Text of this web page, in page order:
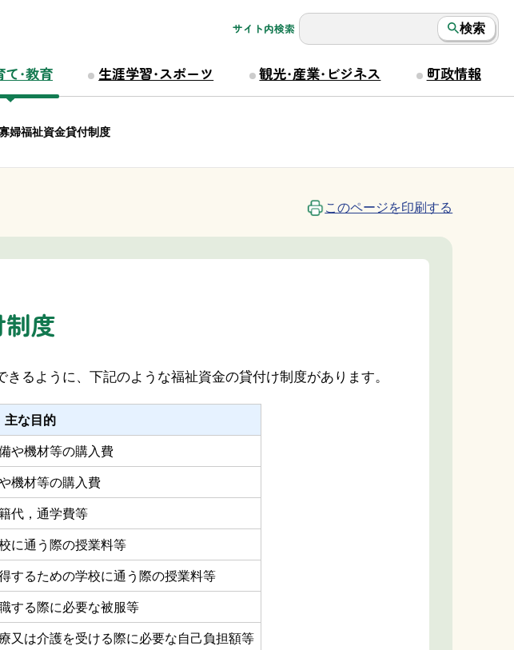
サイト内検索 検索
・教育 生涯学習・スポーツ 観光・産業・ビジネス 町政情報
婦福祉資金貸付制度
このページを印刷する
度
るように、下記のような福祉資金の貸付け制度があります。
主な目的
や機材等の購入費
機材等の購入費
代，通学費等
に通う際の授業料等
するための学校に通う際の授業料等
する際に必要な被服等
又は介護を受ける際に必要な自己負担額等